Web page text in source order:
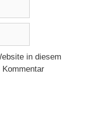
in diesem